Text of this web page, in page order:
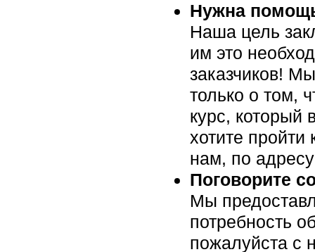
Нужна
Наша цель
им это
заказчиков!
только о том,
курс, который
хотите
нам, по
Поговорите
Мы
потребность
пожалуйста c